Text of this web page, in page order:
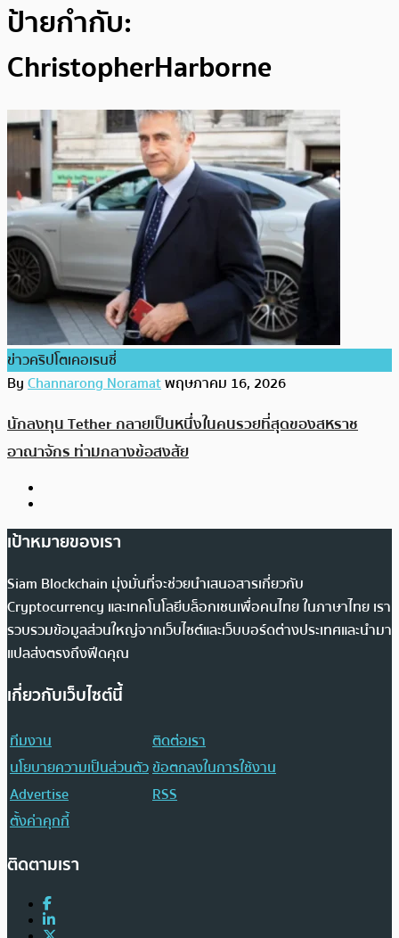
ป้ายกำกับ:
ChristopherHarborne
ข่าวคริปโตเคอเรนซี่
ByChannarong Noramatพฤษภาคม 16, 2026
นักลงทุน Tether กลายเป็นหนึ่งในคนรวยที่สุดของสหราช
อาณาจักร ท่ามกลางข้อสงสัย
เป้าหมายของเรา
Siam Blockchain มุ่งมั่นที่จะช่วยนำเสนอสารเกี่ยวกับ
Cryptocurrency และเทคโนโลยีบล็อกเชนเพื่อคนไทย ในภาษาไทย เรา
รวบรวมข้อมูลส่วนใหญ่จากเว็บไซต์และเว็บบอร์ดต่างประเทศและนำมา
แปลส่งตรงถึงฟีดคุณ
เกี่ยวกับเว็บไซต์นี้
ทีมงาน
ติดต่อเรา
นโยบายความเป็นส่วนตัวข้อตกลงในการใช้งาน
Advertise
RSS
ตั้งค่าคุกกี้
ติดตามเรา